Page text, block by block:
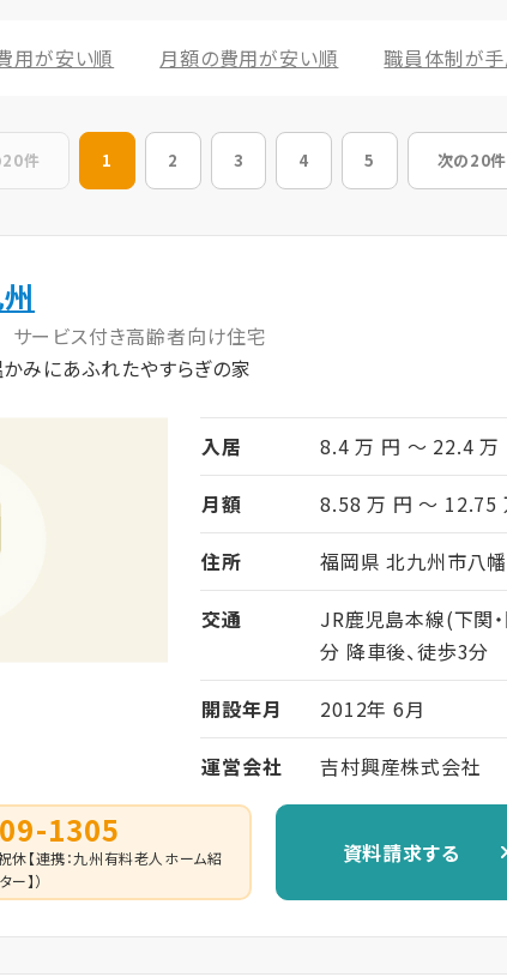
用が安い順 月額の費用が安い順 職員体制が
件 1 2 3 4 5 次の20件
サービス付き高齢者向け住宅
みにあふれたやすらぎの家
入居
8.4 万 円 ～ 22.4 万
月額
8.58 万 円 ～ 12.75
住所
福岡県 北九州市八
交通
JR鹿児島本線(下関
分 降車後、徒歩3分
開設年月
2012年 6月
運営会社
吉村興産株式会社
1305
休【連携：九州有料老人ホーム紹
ー】）
資料請求する